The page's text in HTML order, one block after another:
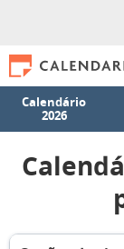
Calendário
2026